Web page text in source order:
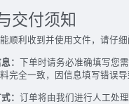
交付须知
顺利收到并使用文件，请仔细
： 下单时请务必准确填写您
完全一致，因信息填写错误
： 订单将由我们进行人工处